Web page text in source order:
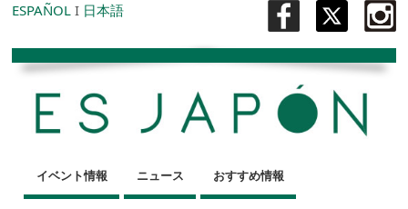
ESPAÑOL I 日本語
イベント情報 ニュース おすすめ情報